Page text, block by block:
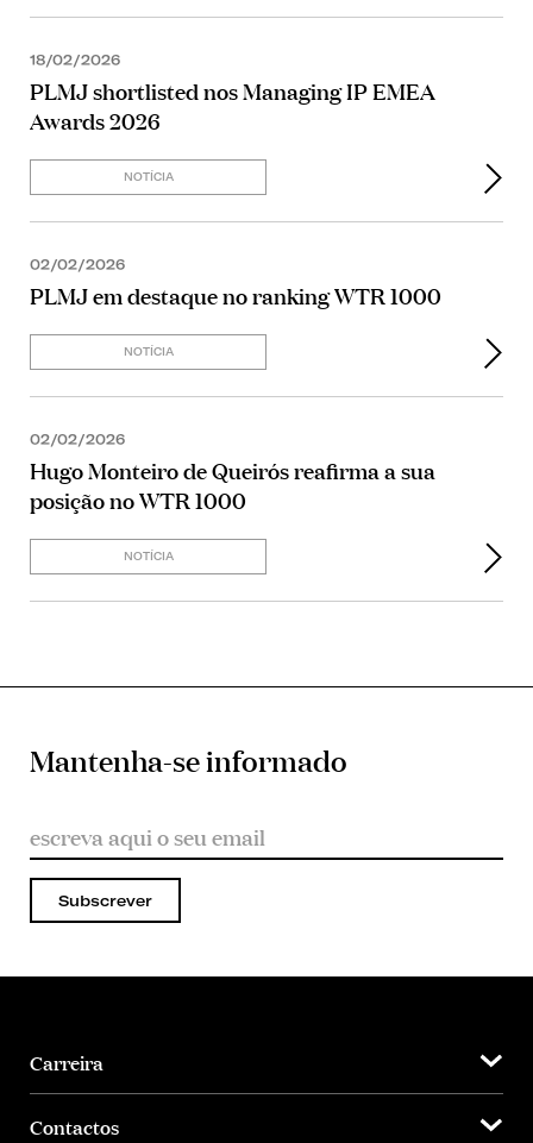
18/02/2026
PLMJ shortlisted nos Managing IP EMEA
Awards 2026
NOTÍCIA
02/02/2026
PLMJ em destaque no ranking WTR 1000
NOTÍCIA
02/02/2026
Hugo Monteiro de Queirós reafirma a sua
posição no WTR 1000
NOTÍCIA
Mantenha-se informado
Subscrever
Carreira
Contactos